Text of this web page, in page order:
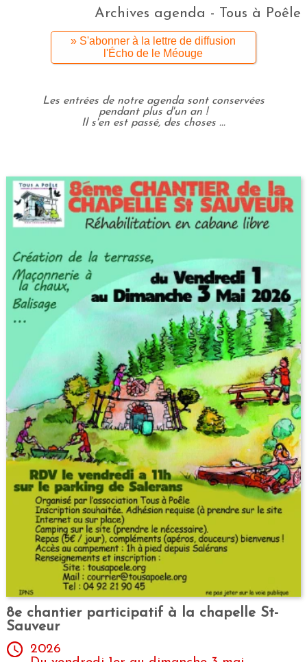
Archives agenda - Tous à Poêle
» S'abonner à la lettre de diffusion
l'Écho de le Méouge
Les entrées de notre agenda sont conservées
pendant plus d'un an !
Il s'en est passé, des choses ...
8e chantier participatif à la chapelle St-
Sauveur
2026